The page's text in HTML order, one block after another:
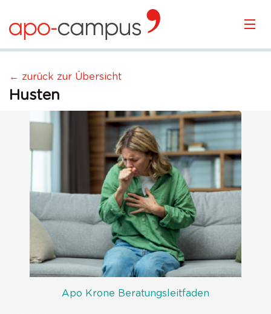
KOSTENLOS ANMELDEN
← zurück zur Übersicht
Husten
Apo Krone Beratungsleitfaden